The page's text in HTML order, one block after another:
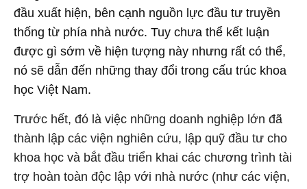
đầu xuất hiện, bên cạnh nguồn lực đầu tư truyền
thống từ phía nhà nước. Tuy chưa thể kết luận
được gì sớm về hiện tượng này nhưng rất có thể,
nó sẽ dẫn đến những thay đổi trong cấu trúc khoa
học Việt Nam.
Trước hết, đó là việc những doanh nghiệp lớn đã
thành lập các viện nghiên cứu, lập quỹ đầu tư cho
khoa học và bắt đầu triển khai các chương trình tài
trợ hoàn toàn độc lập với nhà nước (như các viện,